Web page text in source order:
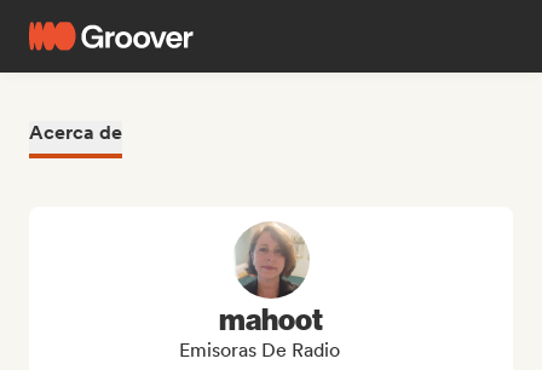
Acerca de
mahoot
Emisoras De Radio